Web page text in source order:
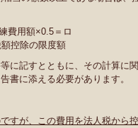
費用額×0.5＝ロ
控除の限度額
に記すとともに、その計算に
書に添える必要があります。
すが、この費用を法人税から